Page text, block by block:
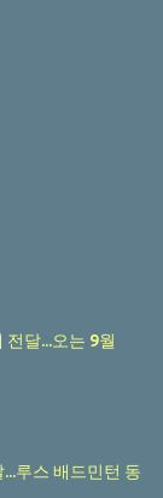
달...오는 9월
루스 배드민턴 동